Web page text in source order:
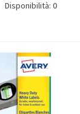
Disponibilità: 0